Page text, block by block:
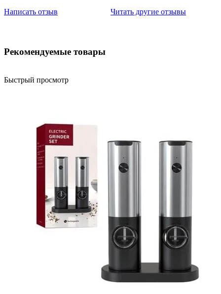
Написать отзыв
Читать другие отзывы
Рекомендуемые товары
Быстрый просмотр